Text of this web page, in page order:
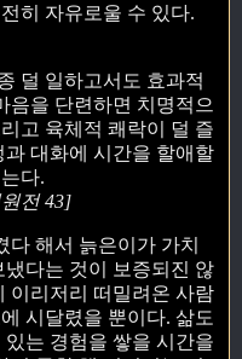
히 자유로울 수 있다.
덜 일하고서도 효과적
음을 단련하면 치명적으
고 육체적 쾌락이 덜 즐
대화에 시간을 할애할
다.
전 43]
해서 늙은이가 가치
다는 것이 보증되진 않
이리저리 떠밀려온 사람
시달렸을 뿐이다. 삶도
는 경험을 쌓을 시간을